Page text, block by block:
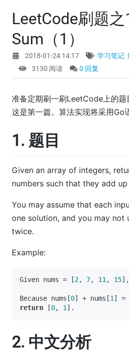
LeetCode刷题
Sum（1）
2018-01-24 14:17 学习笔记
3130 阅读
0 回复
准备定期刷一刷LeetCode上的题
这是第一篇。算法实现将采用Go
1. 题目
Given an array of integers,
numbers such that they add
You may assume that each
one solution, and you may not
twice.
Example:
Given nums = [2, 7, 11 , 15
Because nums[0] + nums[1 ] =
return [0, 1
2. 中文分析